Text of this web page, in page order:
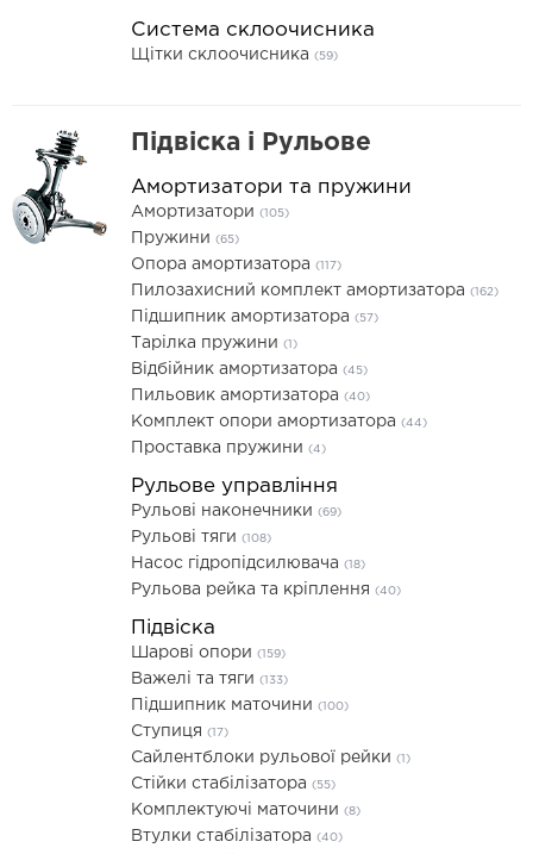
Система склоочисника
Щітки склоочисника (59)
Підвіска і Рульове
Амортизатори та пружини
Амортизатори (105)
Пружини (65)
Опора амортизатора (117)
Пилозахисний комплект амортизатора (162)
Підшипник амортизатора (57)
Тарілка пружини (1)
Відбійник амортизатора (45)
Пильовик амортизатора (40)
Комплект опори амортизатора (44)
Проставка пружини (4)
Рульове управління
Рульові наконечники (69)
Рульові тяги (108)
Насос гідропідсилювача (18)
Рульова рейка та кріплення (40)
Підвіска
Шарові опори (159)
Важелі та тяги (133)
Підшипник маточини (100)
Ступиця (17)
Сайлентблоки рульової рейки (1)
Стійки стабілізатора (55)
Комплектуючі маточини (8)
Втулки стабілізатора (40)